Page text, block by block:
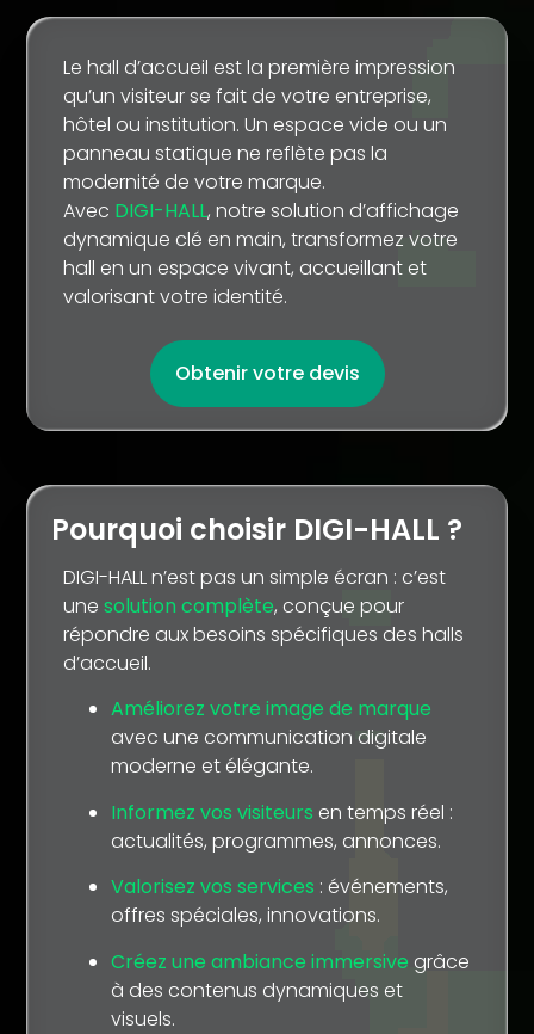
Le hall d’accueil est la première impression
qu’un visiteur se fait de votre entreprise,
hôtel ou institution. Un espace vide ou un
panneau statique ne reflète pas la
modernité de votre marque.
Avec DIGI-HALL, notre solution d’affichage
dynamique clé en main, transformez votre
hall en un espace vivant, accueillant et
valorisant votre identité.
Obtenir votre devis
Pourquoi choisir DIGI-HALL ?
DIGI-HALL n’est pas un simple écran : c’est
une solution complète, conçue pour
répondre aux besoins spécifiques des halls
d’accueil.
Améliorez votre image de marque
avec une communication digitale
moderne et élégante.
Informez vos visiteurs en temps réel :
actualités, programmes, annonces.
Valorisez vos services : événements,
offres spéciales, innovations.
Créez une ambiance immersive grâce
à des contenus dynamiques et
visuels.